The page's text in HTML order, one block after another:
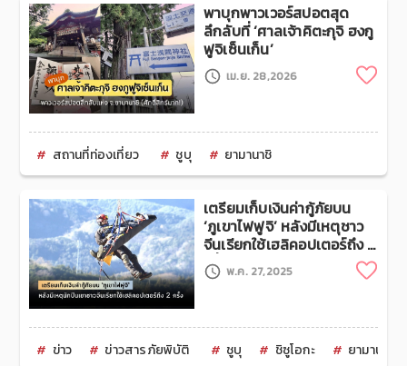
พาบุกพาวเวอร์สปอตสุด
ลึกลับที่ ‘ศาลเจ้าคิตะกุจิ ฮงกู
ฟูจิเซ็นเก็น’
เม.ย. 28,2026
สถานที่ท่องเที่ยว ชูบุ ยามานาชิ
เตรียมเก็บเงินค่ากู้ภัยบน
‘ภูเขาไฟฟูจิ’ หลังมีเหตุชาว
จีนเรียกใช้เฮลิคอปเตอร์ถึง 2
ครั้งพ.ค. 27,2025
ข่าว ข่าวสารภัยพิบัติ ชูบุ ชิซูโอกะ ยามานาชิ